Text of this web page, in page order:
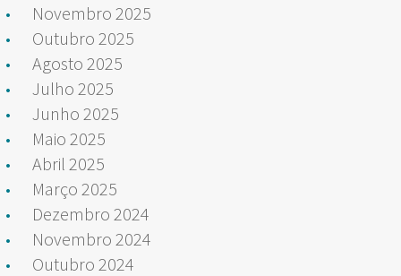
Novembro 2025
Outubro 2025
Agosto 2025
Julho 2025
Junho 2025
Maio 2025
Abril 2025
Março 2025
Dezembro 2024
Novembro 2024
Outubro 2024